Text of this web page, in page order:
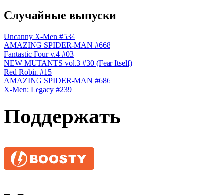
Случайные выпуски
Uncanny X-Men #534
AMAZING SPIDER-MAN #668
Fantastic Four v.4 #03
NEW MUTANTS vol.3 #30 (Fear Itself)
Red Robin #15
AMAZING SPIDER-MAN #686
X-Men: Legacy #239
Поддержать